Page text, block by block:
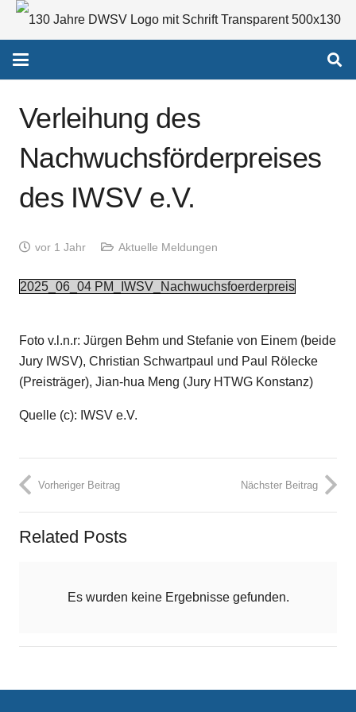
Verleihung des
Nachwuchsförderpreises
des IWSV e.V.
vor 1 Jahr Aktuelle Meldungen
2025_06_04 PM_IWSV_Nachwuchsfoerderpreis
Foto v.l.n.r: Jürgen Behm und Stefanie von Einem (beide
Jury IWSV), Christian Schwartpaul und Paul Rölecke
(Preisträger), Jian-hua Meng (Jury HTWG Konstanz)
Quelle (c): IWSV e.V.
Vorheriger Beitrag Nächster Beitrag
Related Posts
Es wurden keine Ergebnisse gefunden.